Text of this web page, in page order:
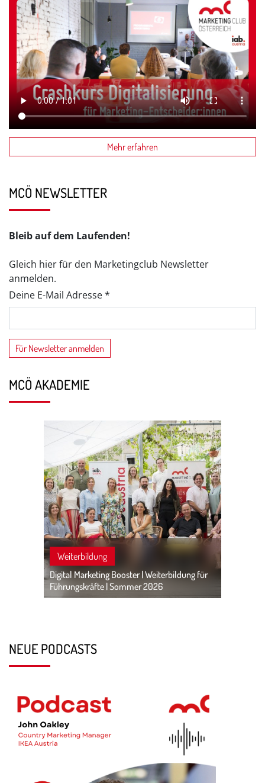
Mehr erfahren
MCÖ NEWSLETTER
Bleib auf dem Laufenden!
Gleich hier für den Marketingclub Newsletter
anmelden.
Deine E-Mail Adresse *
MCÖ AKADEMIE
Weiterbildung
Digital Marketing Booster | Weiterbildung für
Führungskräfte | Sommer 2026
NEUE PODCASTS